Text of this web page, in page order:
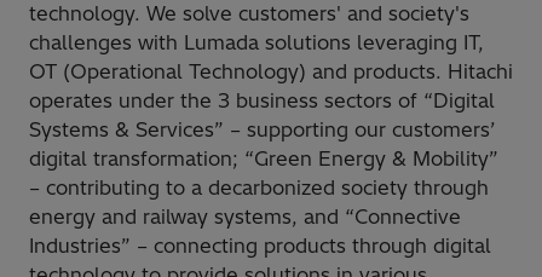
technology. We solve customers' and society's
challenges with Lumada solutions leveraging IT,
OT (Operational Technology) and products. Hitachi
operates under the 3 business sectors of “Digital
Systems & Services” – supporting our customers’
digital transformation; “Green Energy & Mobility”
– contributing to a decarbonized society through
energy and railway systems, and “Connective
Industries” – connecting products through digital